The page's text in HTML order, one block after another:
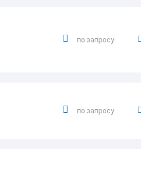
по запросу
по запросу